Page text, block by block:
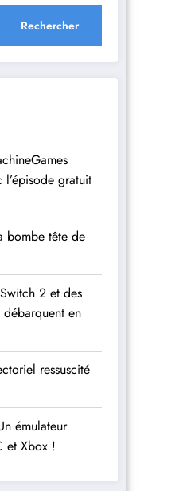
Rechercher
gratuit
bombe tête de
2 et des
en
ressuscité
émulateur
et Xbox !